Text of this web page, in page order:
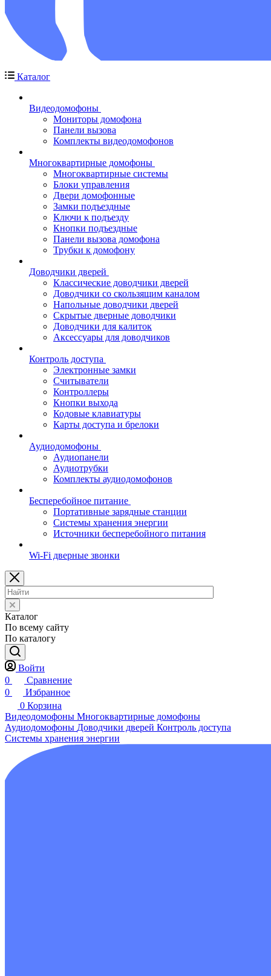
Каталог
Видеодомофоны
Мониторы домофона
Панели вызова
Комплекты видеодомофонов
Многоквартирные домофоны
Многоквартирные системы
Блоки управления
Двери домофонные
Замки подъездные
Ключи к подъезду
Кнопки подъездные
Панели вызова домофона
Трубки к домофону
Доводчики дверей
Классические доводчики дверей
Доводчики со скользящим каналом
Напольные доводчики дверей
Скрытые дверные доводчики
Доводчики для калиток
Аксессуары для доводчиков
Контроль доступа
Электронные замки
Считыватели
Контроллеры
Кнопки выхода
Кодовые клавиатуры
Карты доступа и брелоки
Аудиодомофоны
Аудиопанели
Аудиотрубки
Комплекты аудиодомофонов
Бесперебойное питание
Портативные зарядные станции
Системы хранения энергии
Источники бесперебойного питания
Wi-Fi дверные звонки
Каталог
По всему сайту
По каталогу
Войти
0
Сравнение
0
Избранное
0 Корзина
Видеодомофоны Многоквартирные домофоны
Аудиодомофоны Доводчики дверей Контроль доступа
Системы хранения энергии